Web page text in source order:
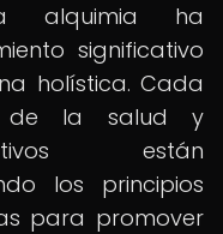
alquimia ha
significativo
holística. Cada
de la salud y
están
los principios
para promover